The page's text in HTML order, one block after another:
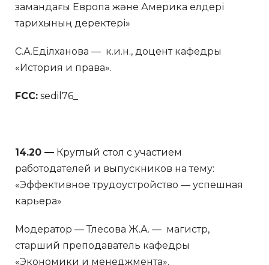
замандағы Европа және Америка елдері
тарихының деректері»
С.А.Еділханова — к.и.н., доцент кафедры
«История и права».
FCC: sedil76_
14.20 — Круглый стол с участием
работодателей и выпускников на тему:
«Эффективное трудоустройство — успешная
карьера»
Модератор — Тлесова Ж.А. — магистр,
старший преподаватель кафедры
«Экономики и менеджмента».